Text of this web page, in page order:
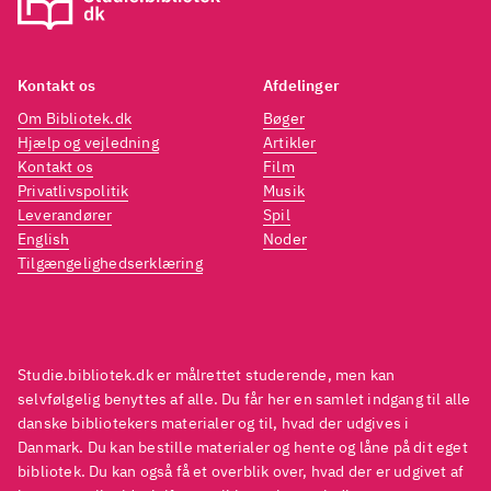
Studie.bibliotek.dk er målrettet studerende, men kan
selvfølgelig benyttes af alle. Du får her en samlet indgang til alle
danske bibliotekers materialer og til, hvad der udgives i
Danmark. Du kan bestille materialer og hente og låne på dit eget
bibliotek. Du kan også få et overblik over, hvad der er udgivet af
Kontakt os
Om Bibliotek.dk
Hjælp og vejledning
Kontakt os
Privatlivspolitik
Leverandører
English
Tilgængelighedserklæring
Afdelinger
Bøger
Artikler
Film
Musik
Spil
Noder